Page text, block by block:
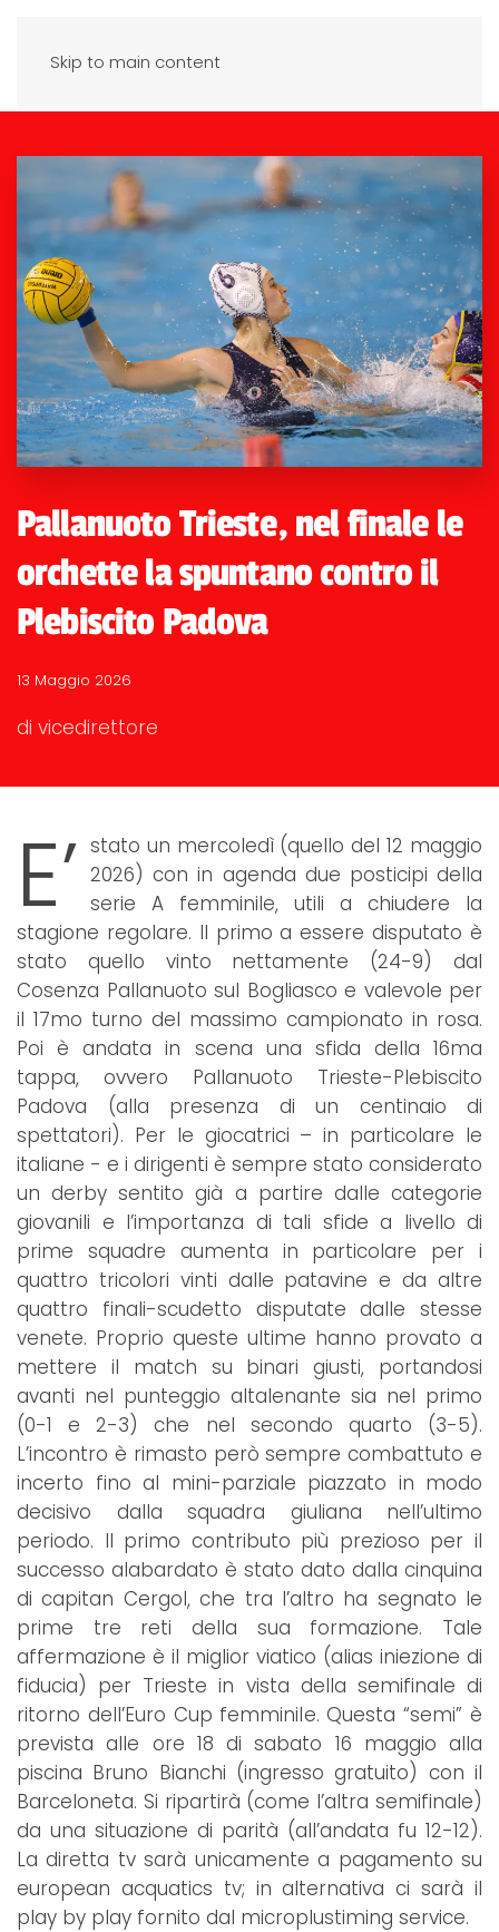
Skip to main content
Pallanuoto Trieste, nel finale le
orchette la spuntano contro il
Plebiscito Padova
13 Maggio 2026
di vicedirettore
E’ stato un mercoledì (quello del 12 maggio
2026) con in agenda due posticipi della
serie A femminile, utili a chiudere la
stagione regolare. Il primo a essere disputato è
stato quello vinto nettamente (24-9) dal
Cosenza Pallanuoto sul Bogliasco e valevole per
il 17mo turno del massimo campionato in rosa.
Poi è andata in scena una sfida della 16ma
tappa, ovvero Pallanuoto Trieste-Plebiscito
Padova (alla presenza di un centinaio di
spettatori). Per le giocatrici – in particolare le
italiane - e i dirigenti è sempre stato considerato
un derby sentito già a partire dalle categorie
giovanili e l’importanza di tali sfide a livello di
prime squadre aumenta in particolare per i
quattro tricolori vinti dalle patavine e da altre
quattro finali-scudetto disputate dalle stesse
venete. Proprio queste ultime hanno provato a
mettere il match su binari giusti, portandosi
avanti nel punteggio altalenante sia nel primo
(0-1 e 2-3) che nel secondo quarto (3-5).
L’incontro è rimasto però sempre combattuto e
incerto fino al mini-parziale piazzato in modo
decisivo dalla squadra giuliana nell’ultimo
periodo. Il primo contributo più prezioso per il
successo alabardato è stato dato dalla cinquina
di capitan Cergol, che tra l’altro ha segnato le
prime tre reti della sua formazione. Tale
affermazione è il miglior viatico (alias iniezione di
fiducia) per Trieste in vista della semifinale di
ritorno dell’Euro Cup femminile. Questa “semi” è
prevista alle ore 18 di sabato 16 maggio alla
piscina Bruno Bianchi (ingresso gratuito) con il
Barceloneta. Si ripartirà (come l’altra semifinale)
da una situazione di parità (all’andata fu 12-12).
La diretta tv sarà unicamente a pagamento su
european acquatics tv; in alternativa ci sarà il
play by play fornito dal microplustiming service.